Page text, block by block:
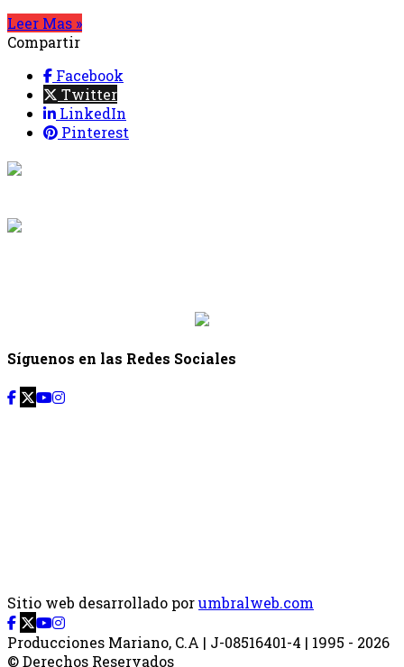
Leer Mas »
Compartir
Facebook
Twitter
LinkedIn
Pinterest
Síguenos en las Redes Sociales
Sitio web desarrollado porumbralweb.com
Producciones Mariano, C.A | J-08516401-4 | 1995 - 2026
© Derechos Reservados